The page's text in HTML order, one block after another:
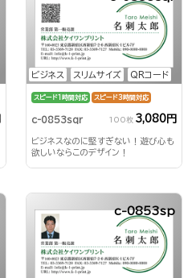
ビジネス スリムサイズ QRコード
スピード1時間対応 スピード3時間対応
c-0853sqr 100枚 3,080円
ビジネスなのに堅すぎない！遊び心も
欲しいならこのデザイン！
c-0853sp